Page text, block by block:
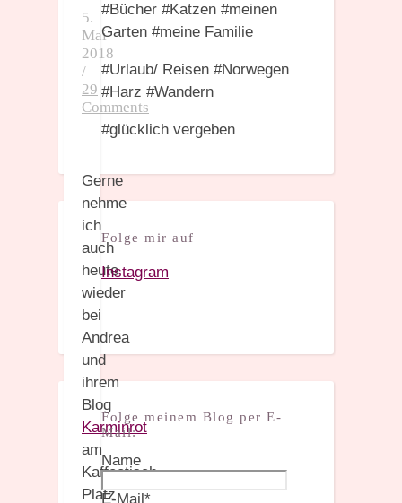
5.
Mai
2018
/
29
Comments
Gerne
nehme
ich
auch
heute
wieder
bei
Andrea
und
ihrem
Blog
Karminrot
am
Kaffeetisch
Platz
#Bücher #Katzen #meinen
Garten #meine Familie
#Urlaub/ Reisen #Norwegen
#Harz #Wandern
#glücklich vergeben
Folge mir auf
Instagram
Folge meinem Blog per E-
Mail:
Name
E-Mail*